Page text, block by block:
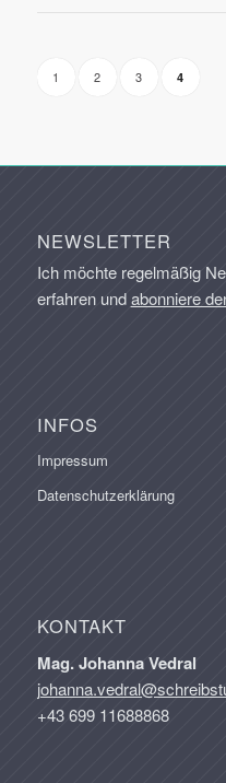
1 2 3 4
NEWSLETTER
Ich möchte regelmäßig
erfahren undabonniere
INFOS
Impressum
Datenschutzerklärung
KONTAKT
Mag. Johanna Vedral
+43 699 11688868